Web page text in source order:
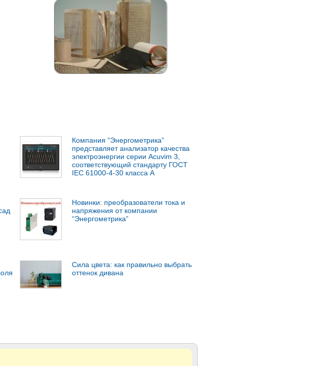
Компания “Энергометрика”
представляет анализатор качества
электроэнергии серии Acuvim 3,
соответствующий стандарту ГОСТ
IEC 61000-4-30 класса А
Новинки: преобразователи тока и
напряжения от компании
“Энергометрика”
Сила цвета: как правильно выбрать
оттенок дивана